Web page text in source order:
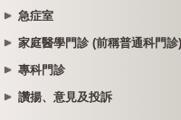
急症室
家庭醫學門診 (前稱普通科門診)
專科門診
讚揚、意見及投訴